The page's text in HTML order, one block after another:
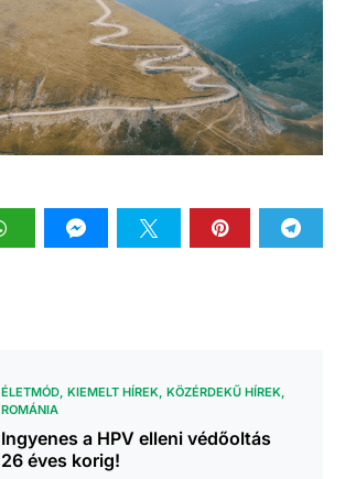
ÉLETMÓD KIEMELT HÍREK KÖZÉRDEKŰ HÍREK
ROMÁNIA
Ingyenes a HPV elleni védőoltás
26 éves korig!